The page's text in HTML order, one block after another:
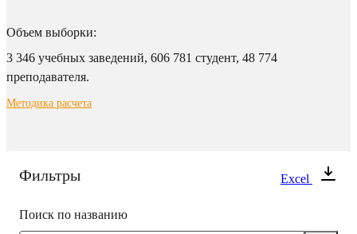
Объем выборки:
3 346 учебных заведений, 606 781 студент, 48 774
преподавателя.
Методика расчета
Фильтры Excel
Поиск по названию